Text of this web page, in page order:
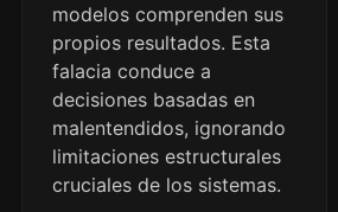
modelos comprenden sus
propios resultados. Esta
falacia conduce a
decisiones basadas en
malentendidos, ignorando
limitaciones estructurales
cruciales de los sistemas.